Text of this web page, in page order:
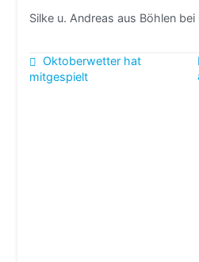
Silke u. Andreas aus Böhlen bei
Oktoberwetter hat
mitgespielt